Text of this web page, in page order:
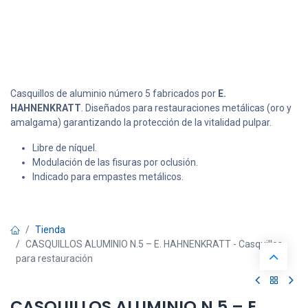
Casquillos de aluminio número 5 fabricados por E.
HAHNENKRATT . Diseñados para restauraciones metálicas (oro y
amalgama) garantizando la protección de la vitalidad pulpar.
Libre de níquel.
Modulación de las fisuras por oclusión.
Indicado para empastes metálicos.
Tienda
CASQUILLOS ALUMINIO N.5 – E. HAHNENKRATT - Casquillos
para restauración